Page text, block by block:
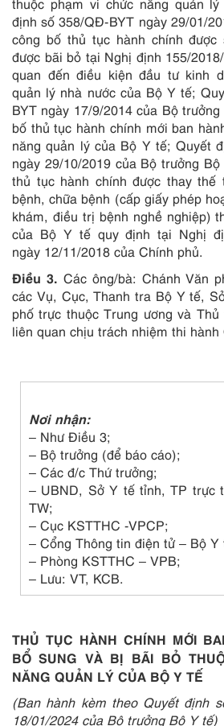
định số 358/QĐ-BYT ngày 29/01/
công bố thủ tục hành chính
được bãi bỏ tại Nghị định 155/
quan đến điều kiện đầu tư kinh
quản lý nhà nước của Bộ Y tế;
BYT ngày 17/9/2014 của Bộ
bố thủ tục hành chính mới ban
năng quản lý của Bộ Y tế; Quyết
ngày 29/10/2019 của Bộ trưởng
thủ tục hành chính được thay thế
bệnh, chữa bệnh (cấp giấy phép
khám, điều trị bệnh nghề nghiệp)
của Bộ Y tế quy định tại Nghị
ngày 12/11/2018 của Chính phủ.
Điều 3. Các ông/bà: Chánh Văn
các Vụ, Cục, Thanh tra Bộ Y tế,
phố trực thuộc Trung ương và
liên quan chịu trách nhiệm thi hành
Nơi nhận:
– Như Điều 3;
– Bộ trưởng (để báo cáo);
– Các đ/c Thứ trưởng;
– UBND, Sở Y tế tỉnh, TP trực
TW;
– Cục KSTTHC -VPCP;
– Cổng Thông tin điện tử – Bộ Y
– Phòng KSTTHC – VPB;
– Lưu: VT, KCB.
THỦ TỤC HÀNH CHÍNH MỚI
BỔ SUNG VÀ BỊ BÃI BỎ
NĂNG QUẢN LÝ CỦA BỘ Y TẾ
(Ban hành kèm theo Quyết định
18/01/2024 của Bộ trưởng Bộ Y tế)